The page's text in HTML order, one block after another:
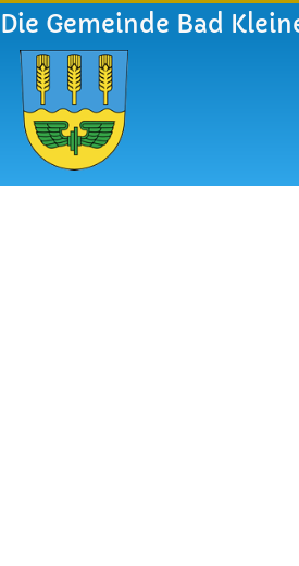
Die Gemeinde Bad